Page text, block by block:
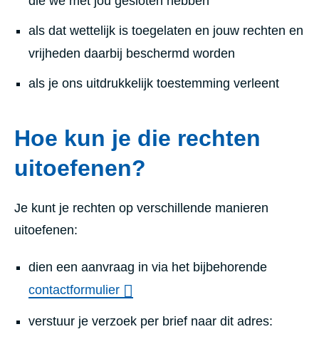
als dat wettelijk is toegelaten en jouw rechten en
vrijheden daarbij beschermd worden
als je ons uitdrukkelijk toestemming verleent
Hoe kun je die rechten
uitoefenen?
Je kunt je rechten op verschillende manieren
uitoefenen:
dien een aanvraag in via het bijbehorende
contactformulier
verstuur je verzoek per brief naar dit adres: